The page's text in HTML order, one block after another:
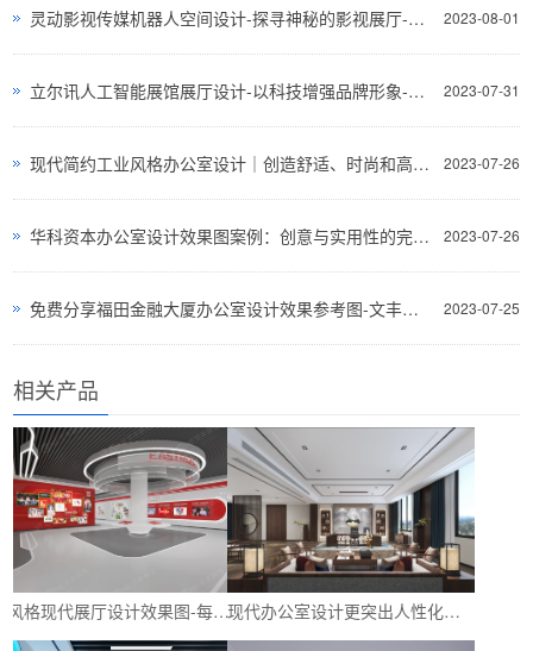
2023-08-01
灵动影视传媒机器人空间设计-探寻神秘的影视展厅-深圳文丰装饰
2023-07-31
立尔讯人工智能展馆展厅设计-以科技增强品牌形象-深圳文丰装饰
2023-07-26
现代简约工业风格办公室设计｜创造舒适、时尚和高效的工作环境-深圳文丰装饰
2023-07-26
华科资本办公室设计效果图案例：创意与实用性的完美结合
2023-07-25
免费分享福田金融大厦办公室设计效果参考图-文丰装饰公司
相关产品
多风格现代展厅设计效果图-每种都是独特的设计风格-深圳文丰装饰 现代办公室设计更突出人性化设计-让员工体会到上班的快乐与舒适-深圳文丰装饰